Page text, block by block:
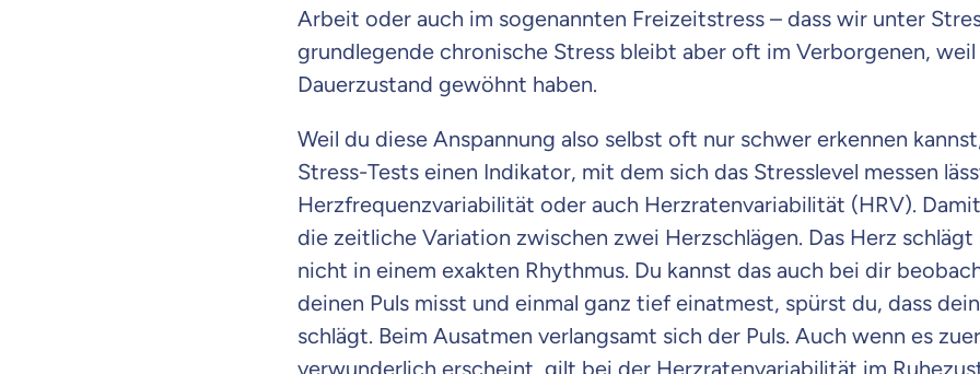
Arbeit oder auch im sogenannten Freizeitstress – dass wir unter
grundlegende chronische Stress bleibt aber oft im Verborgenen, weil
Dauerzustand gewöhnt haben.
Weil du diese Anspannung also selbst oft nur schwer erkennen
Stress-Tests einen Indikator, mit dem sich das Stresslevel messen
Herzfrequenzvariabilität oder auch Herzratenvariabilität (HRV).
die zeitliche Variation zwischen zwei Herzschlägen. Das Herz schlägt
nicht in einem exakten Rhythmus. Du kannst das auch bei dir
deinen Puls misst und einmal ganz tief einatmest, spürst du, dass
schlägt. Beim Ausatmen verlangsamt sich der Puls. Auch wenn es
verwunderlich erscheint, gilt bei der Herzratenvariabilität im